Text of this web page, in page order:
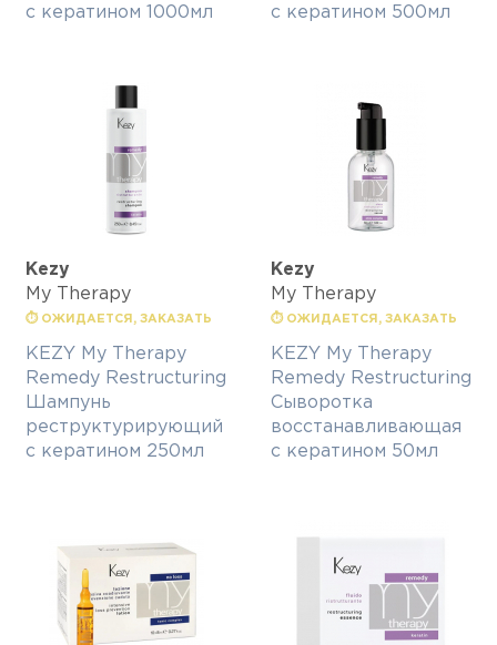
с кератином 1000мл
с кератином 500мл
Kezy
My Therapy
⏱ ОЖИДАЕТСЯ, ЗАКАЗАТЬ
KEZY My Therapy
Remedy Restructuring
Шампунь
реструктурирующий
с кератином 250мл
Kezy
My Therapy
⏱ ОЖИДАЕТСЯ, ЗАКАЗАТЬ
KEZY My Therapy
Remedy Restructuring
Сыворотка
восстанавливающая
с кератином 50мл